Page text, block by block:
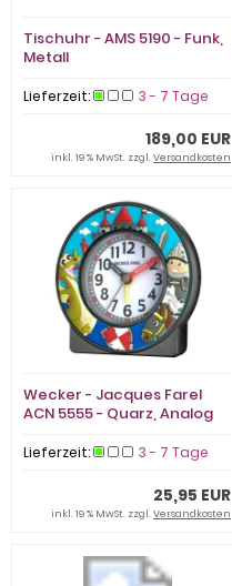
Tischuhr - AMS 5190 - Funk,
Metall
Lieferzeit: 3 - 7 Tage
189,00 EUR
inkl. 19 % MwSt. zzgl.Versandkosten
Wecker - Jacques Farel
ACN 5555 - Quarz, Analog
Lieferzeit: 3 - 7 Tage
25,95 EUR
inkl. 19 % MwSt. zzgl.Versandkosten